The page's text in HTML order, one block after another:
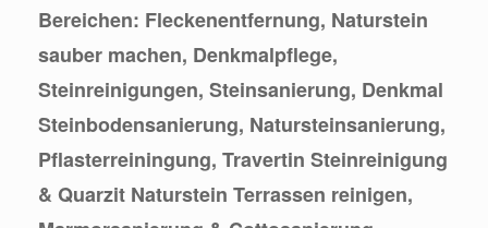
Bereichen: Fleckenentfernung, Naturstein
sauber machen, Denkmalpflege,
Steinreinigungen, Steinsanierung, Denkmal
Steinbodensanierung, Natursteinsanierung,
Pflasterreiningung, Travertin Steinreinigung
& Quarzit Naturstein Terrassen reinigen,